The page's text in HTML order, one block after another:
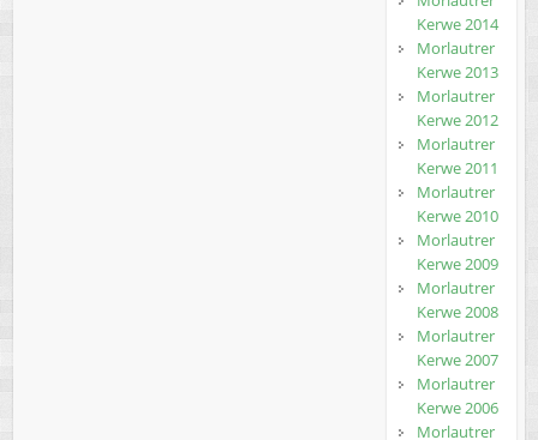
Kerwe 2014
Morlautrer
Kerwe 2013
Morlautrer
Kerwe 2012
Morlautrer
Kerwe 2011
Morlautrer
Kerwe 2010
Morlautrer
Kerwe 2009
Morlautrer
Kerwe 2008
Morlautrer
Kerwe 2007
Morlautrer
Kerwe 2006
Morlautrer